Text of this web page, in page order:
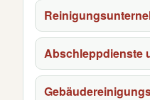
Abschleppdienste